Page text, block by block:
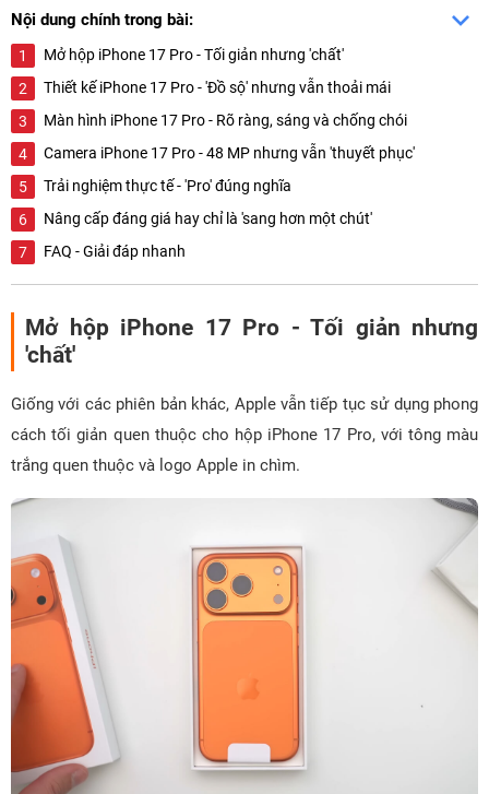
Nội dung chính trong bài:
Mở hộp iPhone 17 Pro - Tối giản nhưng 'chất'
Thiết kế iPhone 17 Pro - 'Đồ sộ' nhưng vẫn thoải mái
Màn hình iPhone 17 Pro - Rõ ràng, sáng và chống chói
Camera iPhone 17 Pro - 48 MP nhưng vẫn 'thuyết phục'
Trải nghiệm thực tế - 'Pro' đúng nghĩa
Nâng cấp đáng giá hay chỉ là 'sang hơn một chút'
FAQ - Giải đáp nhanh
Mở hộp iPhone 17 Pro - Tối giản nhưng
'chất'
Giống với các phiên bản khác, Apple vẫn tiếp tục sử dụng phong
cách tối giản quen thuộc cho hộp iPhone 17 Pro, với tông màu
trắng quen thuộc và logo Apple in chìm.